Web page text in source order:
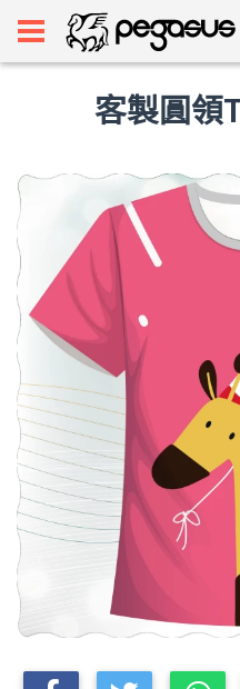
客製圓領